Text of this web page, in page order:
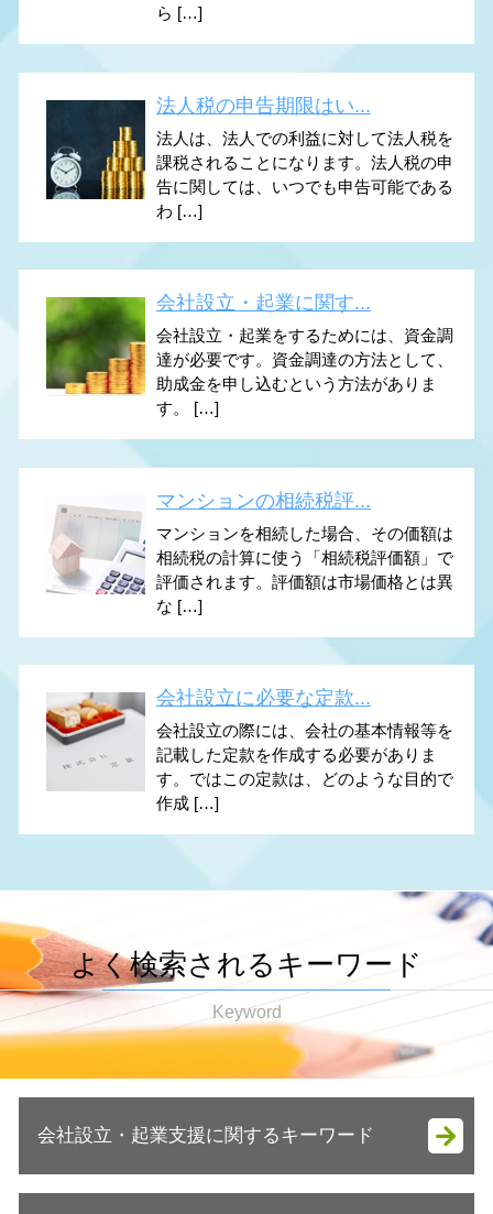
ら […]
法人税の申告期限はい...
法人は、法人での利益に対して法人税を
課税されることになります。法人税の申
告に関しては、いつでも申告可能である
わ […]
会社設立・起業に関す...
会社設立・起業をするためには、資金調
達が必要です。資金調達の方法として、
助成金を申し込むという方法がありま
す。 […]
マンションの相続税評...
マンションを相続した場合、その価額は
相続税の計算に使う「相続税評価額」で
評価されます。評価額は市場価格とは異
な […]
会社設立に必要な定款...
会社設立の際には、会社の基本情報等を
記載した定款を作成する必要がありま
す。ではこの定款は、どのような目的で
作成 […]
よく検索されるキーワード
Keyword
会社設立・起業支援に関するキーワード